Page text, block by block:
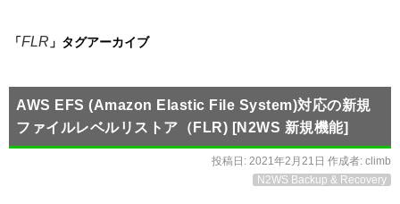
「FLR 」タグアーカイブ
AWS EFS (Amazon Elastic File System)対応の新規
ファイルレベルリストア（FLR) [N2WS 新規機能]
投稿日: 2021年2月21日 作成者: climb
N2WS Backup & Recovery